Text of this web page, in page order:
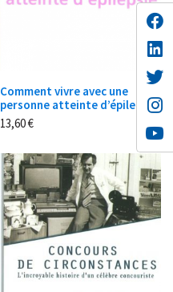
Comment vivre avec une
personne atteinte d’épilepsie
13,60€